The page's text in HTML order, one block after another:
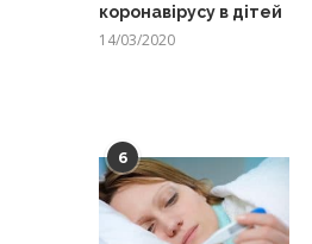
коронавірусу в дітей
14/03/2020
6